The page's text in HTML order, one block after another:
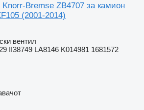
Bremse ZB4707 за камион
(2001-2014)
вентил
II38749 LA8146 K014981 1681572